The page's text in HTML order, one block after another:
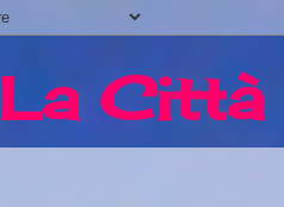
La Città